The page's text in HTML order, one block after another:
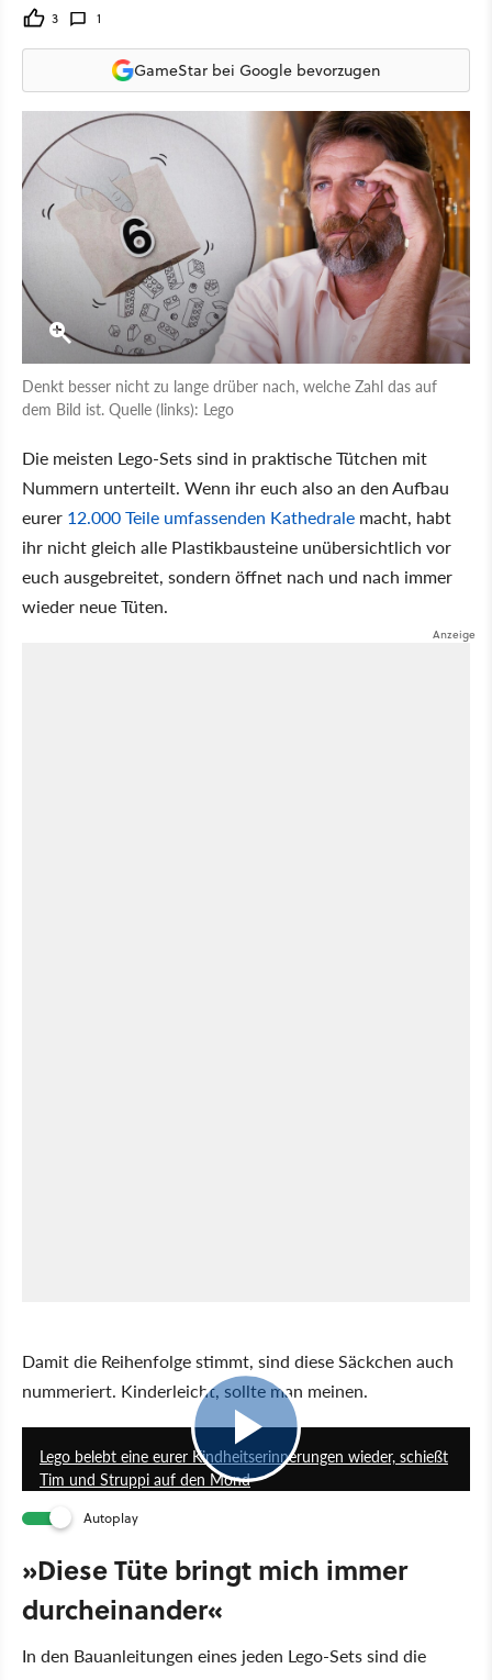
3 1
GameStar bei Google bevorzugen
Denkt besser nicht zu lange drüber nach, welche Zahl das auf
dem Bild ist. Quelle (links): Lego
Die meisten Lego-Sets sind in praktische Tütchen mit
Nummern unterteilt. Wenn ihr euch also an den Aufbau
eurer 12.000 Teile umfassenden Kathedrale macht, habt
ihr nicht gleich alle Plastikbausteine unübersichtlich vor
euch ausgebreitet, sondern öffnet nach und nach immer
wieder neue Tüten.
Damit die Reihenfolge stimmt, sind diese Säckchen auch
nummeriert. Kinderleicht, sollte man meinen.
Lego belebt eine eurer Kindheitserinnerungen wieder, schießt
Tim und Struppi auf den Mond
Autoplay
»Diese Tüte bringt mich immer
durcheinander«
In den Bauanleitungen eines jeden Lego-Sets sind die